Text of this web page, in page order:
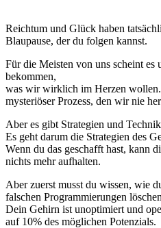
Reichtum und Glück haben
Blaupause, der du folgen kannst.
Für die Meisten von uns scheint es
bekommen,
was wir wirklich im Herzen
mysteriöser Prozess, den wir nie
Aber es gibt Strategien und
Es geht darum die Strategien des
Wenn du das geschafft hast, kann
nichts mehr aufhalten.
Aber zuerst musst du wissen, wie
falschen Programmierungen
Dein Gehirn ist unoptimiert und
auf 10% des möglichen Potenzials.